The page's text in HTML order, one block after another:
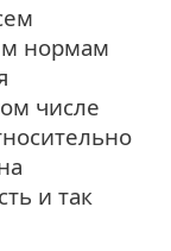
нормам
числе
и так